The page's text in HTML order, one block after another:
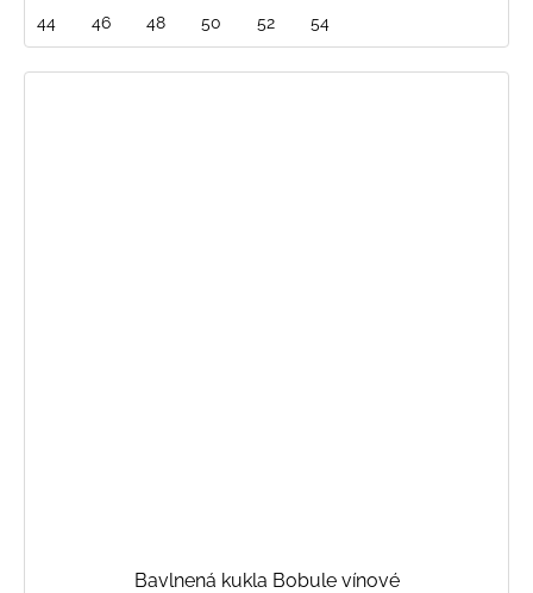
44 46 48 50 52 54
Bavlnená kukla Bobule vínové